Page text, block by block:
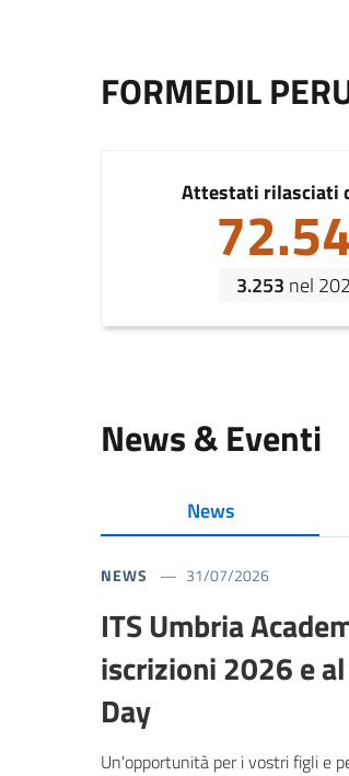
FORMEDIL
Attestati rilasciati
3.253 nel
News & Eventi
News
NEWS 31/07/2026
ITS Umbria
iscrizioni 2026 e
Day
Un'opportunità per i vostri figli e